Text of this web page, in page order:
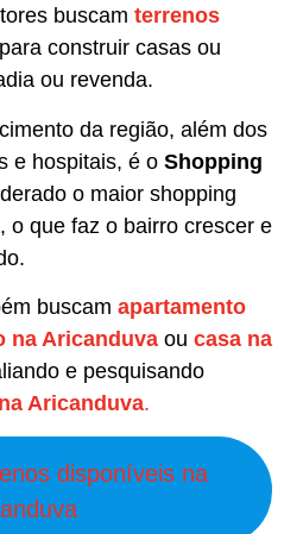
buscam terrenos
para construir casas ou
ou revenda.
da região, além dos
e hospitais, é o Shopping
o maior shopping
o que faz o bairro crescer e
buscam apartamento
na Aricanduva ou casa na
e pesquisando
Aricanduva.
disponíveis na